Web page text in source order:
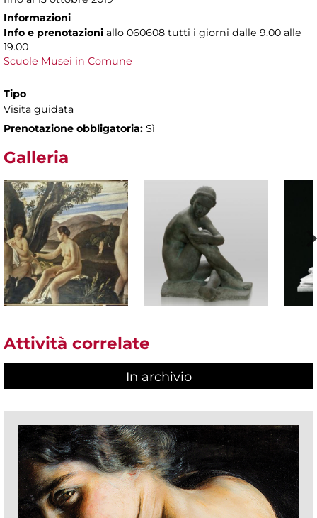
Informazioni
Info e prenotazioni allo 060608 tutti i giorni dalle 9.00 alle
19.00
Scuole Musei in Comune
Tipo
Visita guidata
Prenotazione obbligatoria: Sì
Galleria
Attività correlate
In archivio